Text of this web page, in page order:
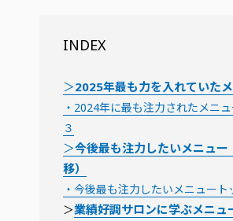
INDEX
＞2025年最も力を入れていた
・2024年に最も注力されたメニ
３
＞今後最も注力したいメニュー
移）
・今後最も注力したいメニュート
＞業績好調サロンに学ぶメニュ